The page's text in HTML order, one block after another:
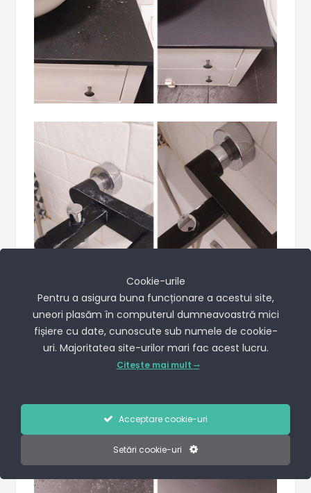
Cookie-urile
Pentru a asigura buna funcționare a acestui site,
uneori plasăm în computerul dumneavoastră mici
fișiere cu date, cunoscute sub numele de cookie-
uri. Majoritatea site-urilor mari fac acest lucru.
Citește mai mult
Acceptare cookie-uri
Setări cookie-uri